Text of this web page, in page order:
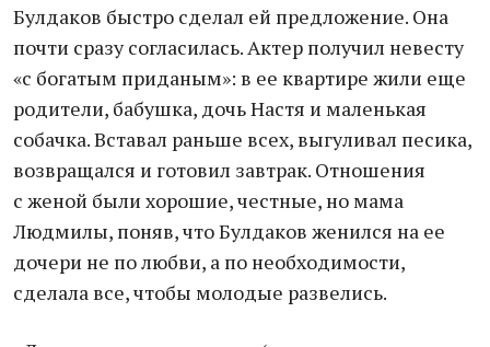
Булдаков быстро сделал ей предложение. Она
почти сразу согласилась. Актер получил невесту
«с богатым приданым»: в ее квартире жили еще
родители, бабушка, дочь Настя и маленькая
собачка. Вставал раньше всех, выгуливал песика,
возвращался и готовил завтрак. Отношения
с женой были хорошие, честные, но мама
Людмилы, поняв, что Булдаков женился на ее
дочери не по любви, а по необходимости,
сделала все, чтобы молодые развелись.